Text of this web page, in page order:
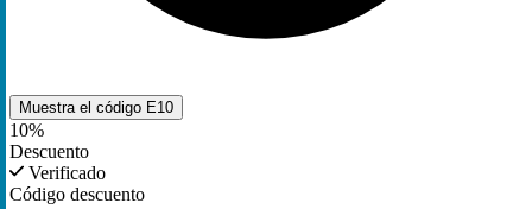
Muestra el código E10
10%
Descuento
Verificado
Código descuento